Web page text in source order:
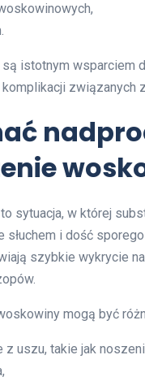
są istotnym wsparciem
związanych
to sytuacja, w której
i dość
szybkie wykrycie
mogą być
uszu, takie jak